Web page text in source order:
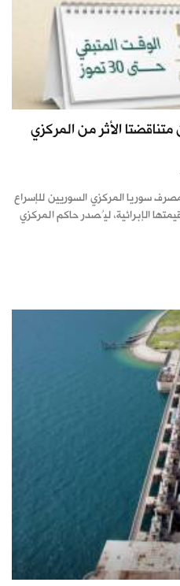
الأثر من المركزي
سوريا المركزي السوريين للإسراع
الإبرائية، ليُصدر حاكم المركزي